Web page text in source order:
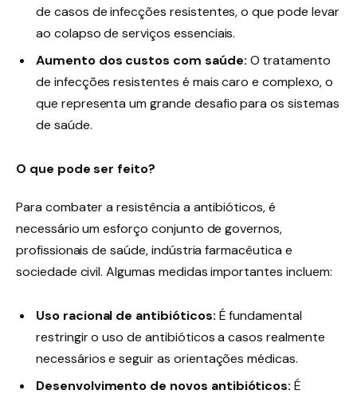
de casos de infecções resistentes, o que pode levar
ao colapso de serviços essenciais.
Aumento dos custos com saúde: O tratamento
de infecções resistentes é mais caro e complexo, o
que representa um grande desafio para os sistemas
de saúde.
O que pode ser feito?
Para combater a resistência a antibióticos, é
necessário um esforço conjunto de governos,
profissionais de saúde, indústria farmacêutica e
sociedade civil. Algumas medidas importantes incluem:
Uso racional de antibióticos: É fundamental
restringir o uso de antibióticos a casos realmente
necessários e seguir as orientações médicas.
Desenvolvimento de novos antibióticos: É